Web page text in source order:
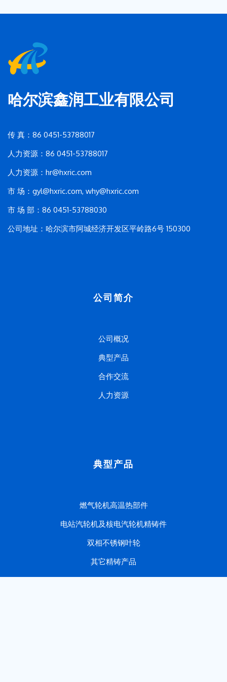
哈尔滨鑫润工业有限公司
传 真：86 0451-53788017
人力资源：86 0451-53788017
人力资源：hr@hxric.com
市 场： gyl@hxric.com, why@hxric.com
市 场 部：86 0451-53788030
公司地址：哈尔滨市阿城经济开发区平岭路6号 150300
公司简介
公司概况
典型产品
合作交流
人力资源
典型产品
燃气轮机高温热部件
电站汽轮机及核电汽轮机精铸件
双相不锈钢叶轮
其它精铸产品